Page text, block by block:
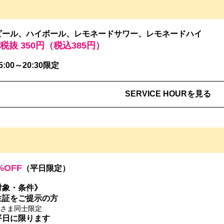
ール、ハイボール、レモネードサワー、レモネードハイ
抜 350円（税込385円）
～20:30限定
SERVICE HOURを見る
（平日限定）
・条件》
証をご提示の方
ま同士限定
に限ります